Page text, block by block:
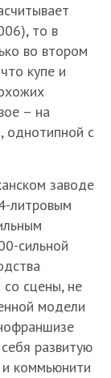
то в
во втором
купе и
– на
однотипной с
заводе
литровым
сильной
сцены, не
модели
развитую
коммьюнити